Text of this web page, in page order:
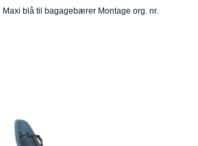
Maxi blå til bagagebærer Montage org. nr.